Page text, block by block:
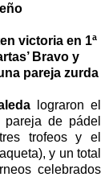
ño
victoria en 1ª
’ Bravo y
pareja zurda
lograron el
pareja de pádel
trofeos y el
y un total
celebrados